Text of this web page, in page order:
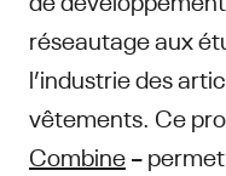
réseautage aux
l’industrie des
vêtements. Ce
Combine–